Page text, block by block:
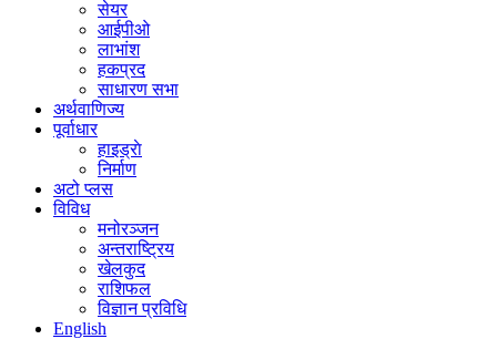
सेयर
आईपीओ
लाभांश
हकप्रद
साधारण सभा
अर्थवाणिज्य
पूर्वाधार
हाइड्राे
निर्माण
अटो प्लस
विविध
मनोरञ्जन
अन्तराष्ट्रिय
खेलकुद
राशिफल
विज्ञान प्रविधि
English